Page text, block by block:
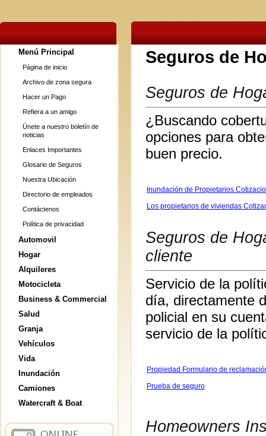
Menú Principal
Página de inicio
Archivo de zona segura
Hacer un Pago
Refiera a un amigo
Únete a nuestro boletín de
noticias
Enlaces Importantes
Glosario de Seguros
Nuestra Ubicación
Directorio de empleados
Contáctenos
Política de privacidad
Automovil
Hogar
Alquileres
Motocicleta
Business & Commercial
Salud
Granja
Vehículos
Recreacionales
Vida
Inundación
Camiones
Watercraft & Boat
Seguros de
Seguros de
¿Buscando
opciones para
buen precio.
Inundación de Propietarios
Los propietarios de viviendas
Seguros de
cliente
Servicio de la
día, directamente
policial en su
servicio de la
Propiedad Formulario de
Prueba de seguro
Homeowners